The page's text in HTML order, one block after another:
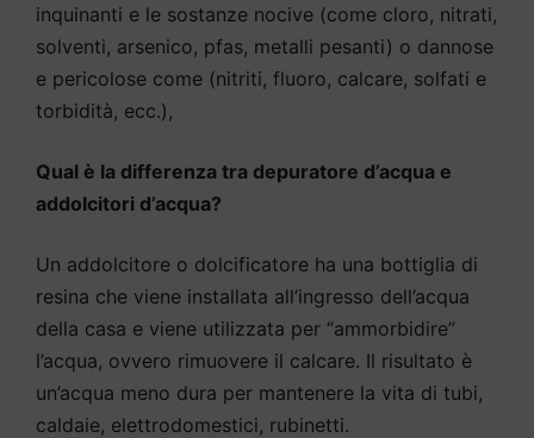
inquinanti e le sostanze nocive (come cloro, nitrati,
solventi, arsenico, pfas, metalli pesanti) o dannose
e pericolose come (nitriti, fluoro, calcare, solfati e
torbidità, ecc.),
Qual è la differenza tra depuratore d’acqua e
addolcitori d’acqua?
Un addolcitore o dolcificatore ha una bottiglia di
resina che viene installata all’ingresso dell’acqua
della casa e viene utilizzata per “ammorbidire”
l’acqua, ovvero rimuovere il calcare. Il risultato è
un’acqua meno dura per mantenere la vita di tubi,
caldaie, elettrodomestici, rubinetti.